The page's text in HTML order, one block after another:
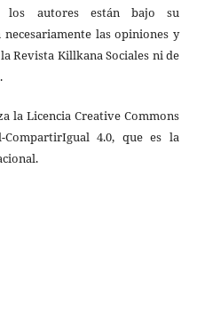
los autores están bajo su
las opiniones y
Revista Killkana Sociales ni de
la Licencia Creative Commons
CompartirIgual 4.0, que es la